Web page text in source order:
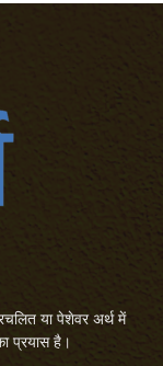
या पेशेवर अर्थ में
प्रयास है।